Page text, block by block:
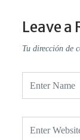
Leave a
Tu dirección de